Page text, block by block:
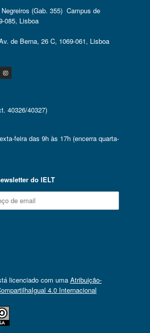
(Gab. 355) Campus de
085, Lisboa
de Berna, 26 C, 1069-061, Lisboa
Instagram
40326/40327)
feira das 9h às 17h (encerra quarta-
do IELT
licenciado com uma Atribuição-
4.0 Internacional